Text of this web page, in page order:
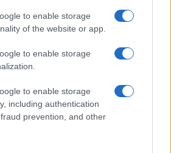
to enable storage
of the website or app.
to enable storage
to enable storage
including authentication
prevention, and other
blokkolva, ami azt
kellett fékeznem.
különbséget
Tech kerékpárversenyeken
gázai akciói elleni
új keletűek – bár még soha